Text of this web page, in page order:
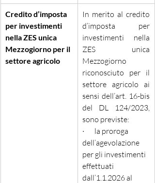
Credito d’imposta
per investimenti
nella ZES unica
Mezzogiorno per il
settore agricolo
In merito al credito
d’imposta per
investimenti nella
ZES unica
Mezzogiorno
riconosciuto per il
settore agricolo ai
sensi dell’art. 16-bis
del DL 124/2023,
sono previste:
·       la proroga
dell’agevolazione
per gli investimenti
effettuati
dall’1.1.2026 al